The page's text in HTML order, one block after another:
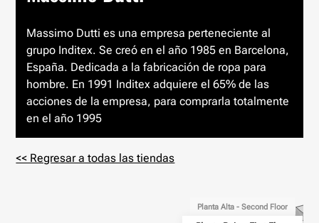
Massimo Dutti es una empresa perteneciente al
grupo Inditex. Se creó en el año 1985 en Barcelona,
España. Dedicada a la fabricación de ropa para
hombre. En 1991 Inditex adquiere el 65% de las
acciones de la empresa, para comprarla totalmente
en el año 1995
<< Regresar a todas las tiendas
Planta Alta - Second Floor